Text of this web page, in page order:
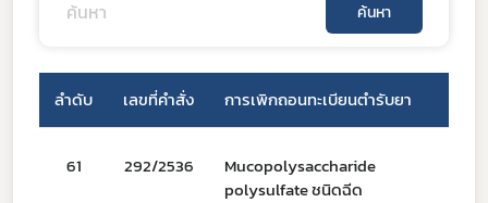
ค้นหา
ลำดับ เลขที่คำสั่ง การเพิกถอนทะเบียนตำรับยา
61 292/2536
Mucopolysaccharide
polysulfate ชนิดฉีด